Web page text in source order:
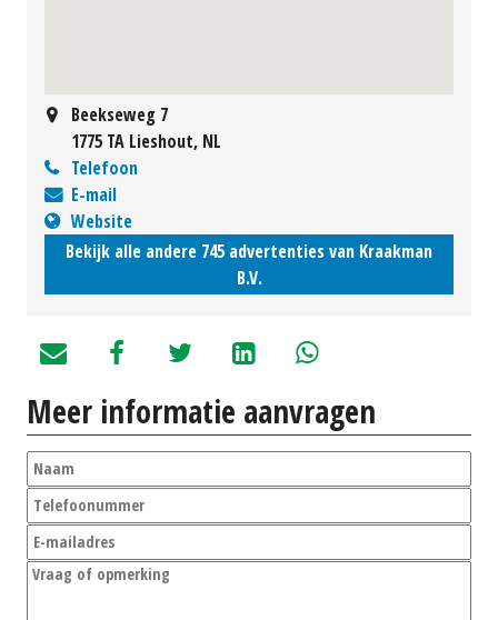
Beekseweg 7
1775 TA Lieshout, NL
Telefoon
E-mail
Website
Bekijk alle andere 745 advertenties van Kraakman
B.V.
Meer informatie aanvragen